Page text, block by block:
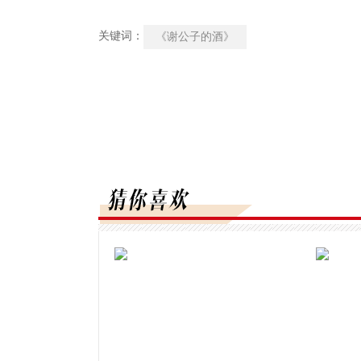
关键词： 《谢公子的酒》